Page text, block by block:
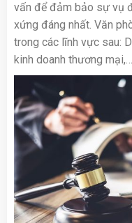
vấn để đảm bảo sự vụ
xứng đáng nhất. Văn
trong các lĩnh vực sau:
kinh doanh thương mại,…